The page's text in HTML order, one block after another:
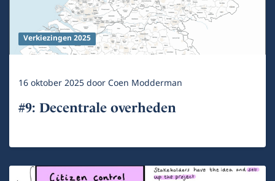
Verkiezingen 2025
16 oktober 2025doorCoen Modderman
#9: Decentrale overheden